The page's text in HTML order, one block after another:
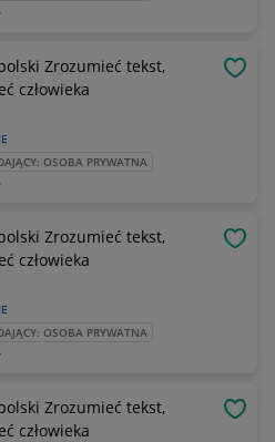
Zrozumieć tekst,
człowieka
OSOBA PRYWATNA
Zrozumieć tekst,
człowieka
OSOBA PRYWATNA
Zrozumieć tekst,
człowieka